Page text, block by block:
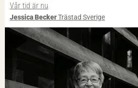
Vår tid är nu
Jessica BeckerTrästad Sverige